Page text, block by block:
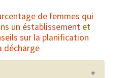
of family
within the past 12
de femmes qui
un éstablissement et
sur la planification
décharge